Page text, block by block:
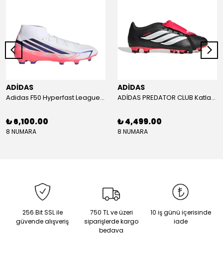
ADİDAS
Adidas F50 Hyperfast League Mid Erkek Krampon (IH7090)
₺ 6,100.00
8 NUMARA
ADİDAS
ADİDAS PREDATOR CLUB Katlanır Dilli Çim Saha/Çoklu Zemin Kramponu JR3330
₺ 4,499.00
8 NUMARA
256 Bit SSL ile
güvende alışveriş
750 TL ve üzeri
siparişlerde kargo
bedava
10 iş günü içerisinde
iade